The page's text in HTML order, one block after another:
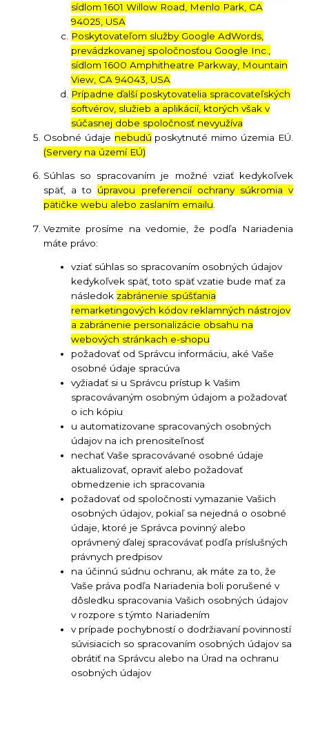
sídlom 1601 Willow Road, Menlo Park, CA
94025, USA
Poskytovateľom služby Google AdWords,
prevádzkovanej spoločnosťou Google Inc.,
sídlom 1600 Amphitheatre Parkway, Mountain
View, CA 94043, USA
Prípadne ďalší poskytovatelia spracovateľských
softvérov, služieb a aplikácií, ktorých však v
súčasnej dobe spoločnosť nevyužíva
Osobné údaje nebudú poskytnuté mimo územia EÚ.
(Servery na území EÚ)
Súhlas so spracovaním je možné vziať kedykoľvek
späť, a to úpravou preferencií ochrany súkromia v
pätičke webu alebo zaslaním emailu.
Vezmite prosíme na vedomie, že podľa Nariadenia
máte právo:
vziať súhlas so spracovaním osobných údajov
kedykoľvek späť, toto späť vzatie bude mať za
následok zabránenie spúšťania
remarketingových kódov reklamných nástrojov
a zabránenie personalizácie obsahu na
webových stránkach e-shopu
požadovať od Správcu informáciu, aké Vaše
osobné údaje spracúva
vyžiadať si u Správcu prístup k Vašim
spracovávaným osobným údajom a požadovať
o ich kópiu
u automatizovane spracovaných osobných
údajov na ich prenositeľnosť
nechať Vaše spracovávané osobné údaje
aktualizovať, opraviť alebo požadovať
obmedzenie ich spracovania
požadovať od spoločnosti vymazanie Vašich
osobných údajov, pokiaľ sa nejedná o osobné
údaje, ktoré je Správca povinný alebo
oprávnený ďalej spracovávať podľa príslušných
právnych predpisov
na účinnú súdnu ochranu, ak máte za to, že
Vaše práva podľa Nariadenia boli porušené v
dôsledku spracovania Vašich osobných údajov
v rozpore s týmto Nariadením
v prípade pochybností o dodržiavaní povinností
súvisiacich so spracovaním osobných údajov sa
obrátiť na Správcu alebo na Úrad na ochranu
osobných údajov